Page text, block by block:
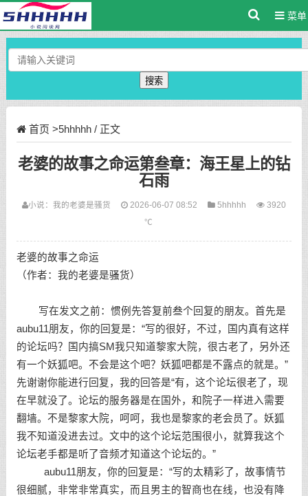
菜单
搜索
首页 >5hhhhh/ 正文
老婆的故事之命运第叁章：海王星上的钻
石雨
小说： 我的老婆是骚货 2026-06-07 08:52 5hhhhh
3920
℃
老婆的故事之命运
（作者：我的老婆是骚货）
写在发文之前：惯例先答复前叁个回复的朋友。首先是
aubu11朋友，你的回复是：“写的很好，不过，国内真有这样
的论坛吗？国内搞SM我只知道黎家大院，很古老了，另外还
有一个妖狐吧。不会是这个吧？妖狐吧都是不露点的就是。”
先谢谢你能进行回复，我的回答是“有，这个论坛很老了，现
在早就没了。论坛的服务器是在国外，和院子一样进入需要
翻墙。不是黎家大院，呵呵，我也是黎家的老会员了。妖狐
我不知道没进去过。文中的这个论坛范围很小，就算我这个
论坛老手都是听了音频才知道这个论坛的。”
aubu11朋友，你的回复是：“写的太精彩了，故事情节
很细腻，非常非常真实，而且男主的智商也在线，也没有降